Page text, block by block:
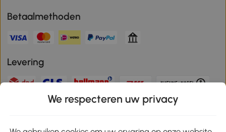
Betaalmethoden
Levering
Veilige betaling
We respecteren uw privacy